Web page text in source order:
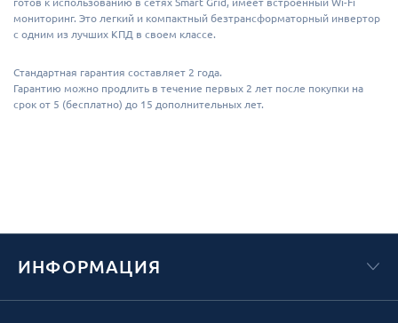
мониторинг. Это легкий и компактный безтрансформаторный инвертор
с одним из лучших КПД в своем классе.
Стандартная гарантия составляет 2 года.
Гарантию можно продлить в течение первых 2 лет после покупки на
срок от 5 (бесплатно) до 15 дополнительных лет.
ИНФОРМАЦИЯ